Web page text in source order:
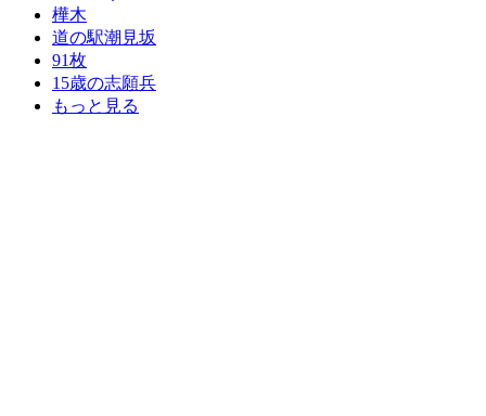
樺木
道の駅潮見坂
91枚
15歳の志願兵
もっと見る